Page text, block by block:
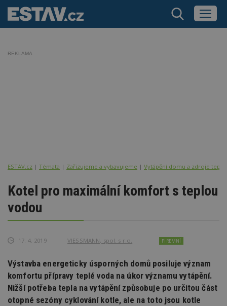
REKLAMA
ESTAV.cz Témata Zařizujeme a vybavujeme Vytápění domu a zdroje tepla
Kotel pro maximální komfort s teplou
vodou
17. 4. 2019 VIESSMANN, spol. s r.o. FIREMNÍ
Výstavba energeticky úsporných domů posiluje význam
komfortu přípravy teplé voda na úkor významu vytápění.
Nižší potřeba tepla na vytápění způsobuje po určitou část
otopné sezóny cyklování kotle, ale na toto jsou kotle